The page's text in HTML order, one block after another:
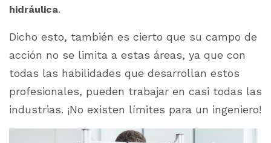
hidráulica.
Dicho esto, también es cierto que su campo de
acción no se limita a estas áreas, ya que con
todas las habilidades que desarrollan estos
profesionales, pueden trabajar en casi todas las
industrias. ¡No existen límites para un ingeniero!